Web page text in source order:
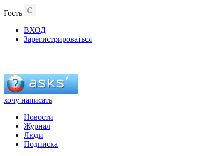
Гость
ВХОД
Зарегистрироваться
хочу написать
Новости
Журнал
Люди
Подписка